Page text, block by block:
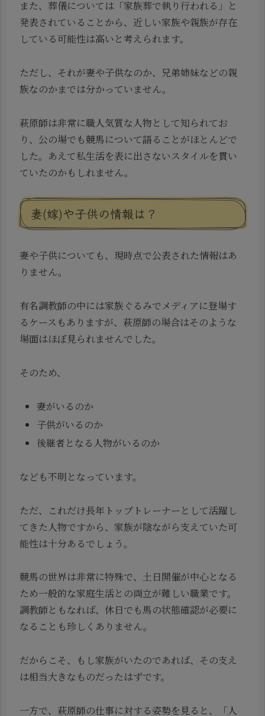
また、葬儀については「家族葬で執り行われる」と
発表されていることから、近しい家族や親族が存在
している可能性は高いと考えられます。
ただし、それが妻や子供なのか、兄弟姉妹などの親
族なのかまでは分かっていません。
萩原師は非常に職人気質な人物として知られてお
り、公の場でも競馬について語ることがほとんどで
した。あえて私生活を表に出さないスタイルを貫い
ていたのかもしれません。
妻(嫁)や子供の情報は？
妻や子供についても、現時点で公表された情報はあ
りません。
有名調教師の中には家族ぐるみでメディアに登場す
るケースもありますが、萩原師の場合はそのような
場面はほぼ見られませんでした。
そのため、
妻がいるのか
子供がいるのか
後継者となる人物がいるのか
なども不明となっています。
ただ、これだけ長年トップトレーナーとして活躍し
てきた人物ですから、家族が陰ながら支えていた可
能性は十分あるでしょう。
競馬の世界は非常に特殊で、土日開催が中心となる
ため一般的な家庭生活との両立が難しい職業です。
調教師ともなれば、休日でも馬の状態確認が必要に
なることも珍しくありません。
だからこそ、もし家族がいたのであれば、その支え
は相当大きなものだったはずです。
一方で、萩原師の仕事に対する姿勢を見ると、「人